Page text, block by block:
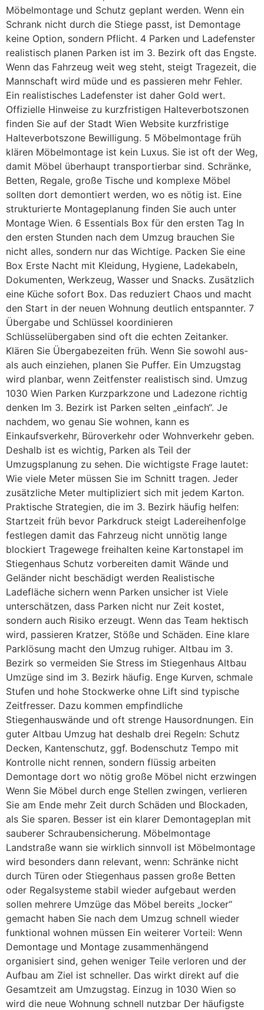
Möbelmontage und Schutz geplant werden. Wenn ein
Schrank nicht durch die Stiege passt, ist Demontage
keine Option, sondern Pflicht. 4 Parken und Ladefenster
realistisch planen Parken ist im 3. Bezirk oft das Engste.
Wenn das Fahrzeug weit weg steht, steigt Tragezeit, die
Mannschaft wird müde und es passieren mehr Fehler.
Ein realistisches Ladefenster ist daher Gold wert.
Offizielle Hinweise zu kurzfristigen Halteverbotszonen
finden Sie auf der Stadt Wien Website kurzfristige
Halteverbotszone Bewilligung. 5 Möbelmontage früh
klären Möbelmontage ist kein Luxus. Sie ist oft der Weg,
damit Möbel überhaupt transportierbar sind. Schränke,
Betten, Regale, große Tische und komplexe Möbel
sollten dort demontiert werden, wo es nötig ist. Eine
strukturierte Montageplanung finden Sie auch unter
Montage Wien. 6 Essentials Box für den ersten Tag In
den ersten Stunden nach dem Umzug brauchen Sie
nicht alles, sondern nur das Wichtige. Packen Sie eine
Box Erste Nacht mit Kleidung, Hygiene, Ladekabeln,
Dokumenten, Werkzeug, Wasser und Snacks. Zusätzlich
eine Küche sofort Box. Das reduziert Chaos und macht
den Start in der neuen Wohnung deutlich entspannter. 7
Übergabe und Schlüssel koordinieren
Schlüsselübergaben sind oft die echten Zeitanker.
Klären Sie Übergabezeiten früh. Wenn Sie sowohl aus-
als auch einziehen, planen Sie Puffer. Ein Umzugstag
wird planbar, wenn Zeitfenster realistisch sind. Umzug
1030 Wien Parken Kurzparkzone und Ladezone richtig
denken Im 3. Bezirk ist Parken selten „einfach“. Je
nachdem, wo genau Sie wohnen, kann es
Einkaufsverkehr, Büroverkehr oder Wohnverkehr geben.
Deshalb ist es wichtig, Parken als Teil der
Umzugsplanung zu sehen. Die wichtigste Frage lautet:
Wie viele Meter müssen Sie im Schnitt tragen. Jeder
zusätzliche Meter multipliziert sich mit jedem Karton.
Praktische Strategien, die im 3. Bezirk häufig helfen:
Startzeit früh bevor Parkdruck steigt Ladereihenfolge
festlegen damit das Fahrzeug nicht unnötig lange
blockiert Tragewege freihalten keine Kartonstapel im
Stiegenhaus Schutz vorbereiten damit Wände und
Geländer nicht beschädigt werden Realistische
Ladefläche sichern wenn Parken unsicher ist Viele
unterschätzen, dass Parken nicht nur Zeit kostet,
sondern auch Risiko erzeugt. Wenn das Team hektisch
wird, passieren Kratzer, Stöße und Schäden. Eine klare
Parklösung macht den Umzug ruhiger. Altbau im 3.
Bezirk so vermeiden Sie Stress im Stiegenhaus Altbau
Umzüge sind im 3. Bezirk häufig. Enge Kurven, schmale
Stufen und hohe Stockwerke ohne Lift sind typische
Zeitfresser. Dazu kommen empfindliche
Stiegenhauswände und oft strenge Hausordnungen. Ein
guter Altbau Umzug hat deshalb drei Regeln: Schutz
Decken, Kantenschutz, ggf. Bodenschutz Tempo mit
Kontrolle nicht rennen, sondern flüssig arbeiten
Demontage dort wo nötig große Möbel nicht erzwingen
Wenn Sie Möbel durch enge Stellen zwingen, verlieren
Sie am Ende mehr Zeit durch Schäden und Blockaden,
als Sie sparen. Besser ist ein klarer Demontageplan mit
sauberer Schraubensicherung. Möbelmontage
Landstraße wann sie wirklich sinnvoll ist Möbelmontage
wird besonders dann relevant, wenn: Schränke nicht
durch Türen oder Stiegenhaus passen große Betten
oder Regalsysteme stabil wieder aufgebaut werden
sollen mehrere Umzüge das Möbel bereits „locker“
gemacht haben Sie nach dem Umzug schnell wieder
funktional wohnen müssen Ein weiterer Vorteil: Wenn
Demontage und Montage zusammenhängend
organisiert sind, gehen weniger Teile verloren und der
Aufbau am Ziel ist schneller. Das wirkt direkt auf die
Gesamtzeit am Umzugstag. Einzug in 1030 Wien so
wird die neue Wohnung schnell nutzbar Der häufigste